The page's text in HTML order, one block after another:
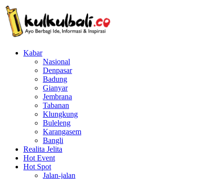
Kabar
Nasional
Denpasar
Badung
Gianyar
Jembrana
Tabanan
Klungkung
Buleleng
Karangasem
Bangli
Realita Jelita
Hot Event
Hot Spot
Jalan-jalan